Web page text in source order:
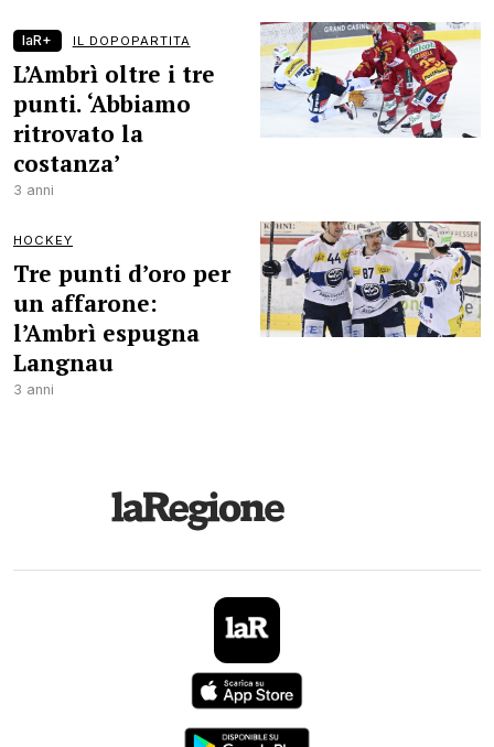
laR+ IL DOPOPARTITA
L’Ambrì oltre i tre
punti. ‘Abbiamo
ritrovato la
costanza’
3 anni
HOCKEY
Tre punti d’oro per
un affarone:
l’Ambrì espugna
Langnau
3 anni